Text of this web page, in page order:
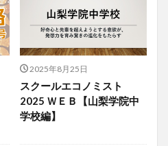
2025年8月25日
スクールエコノミスト
2025 ＷＥＢ【山梨学院中
学校編】